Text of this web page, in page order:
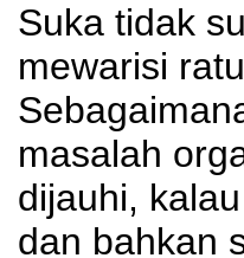
Suka tidak
mewarisi
masalah
dijauhi,
dan bahkan